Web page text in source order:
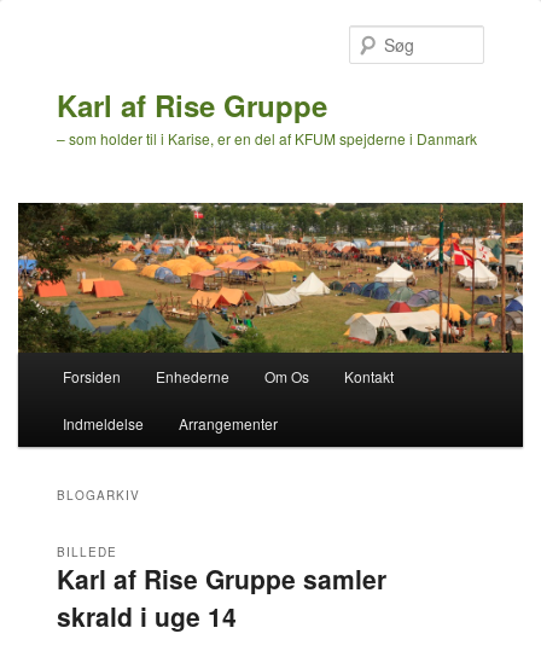
Karl af Rise Gruppe
– som holder til i Karise, er en del af KFUM spejderne i Danmark
Fortsæt
til
Fortsæt
til
Forsiden Enhederne Om Os Kontakt
Indmeldelse Arrangementer
BLOGARKIV
Karl af Rise Gruppe samler
skrald i uge 14
BILLEDE